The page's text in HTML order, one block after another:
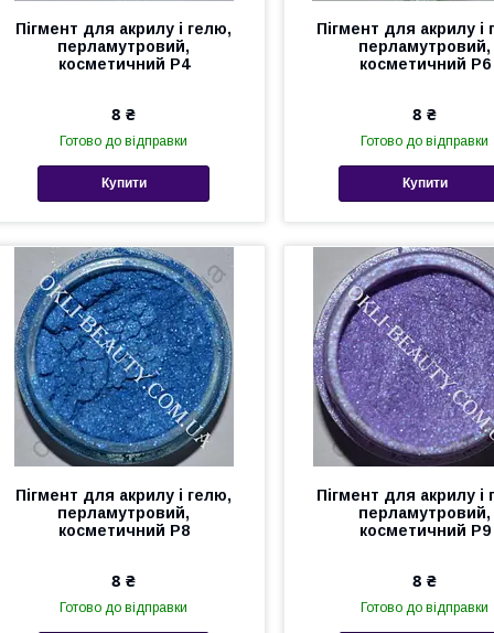
Пігмент для акрилу і гелю,
перламутровий,
косметичний Р4
8 ₴
Готово до відправки
Купити
Пігмент для акрилу і
перламутровий,
косметичний Р6
8 ₴
Готово до відправки
Купити
Пігмент для акрилу і гелю,
перламутровий,
косметичний Р8
8 ₴
Готово до відправки
Пігмент для акрилу і
перламутровий,
косметичний Р9
8 ₴
Готово до відправки